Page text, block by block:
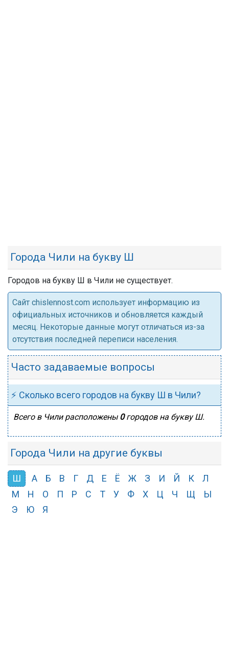
Города Чили на букву Ш
Городов на букву Ш в Чили не существует.
Cайт chislennost.com использует информацию из
официальных источников и обновляется каждый
месяц. Некоторые данные могут отличаться из-за
отсутствия последней переписи населения.
Часто задаваемые вопросы
⚡ Сколько всего городов на букву Ш в Чили?
Всего в Чили расположены 0городов на букву Ш.
Города Чили на другие буквы
Ш А Б В Г Д Е Ё Ж З И Й К
Л
М
Н О П Р С Т У Ф Х Ц Ч Щ
Ы
Э
Ю Я